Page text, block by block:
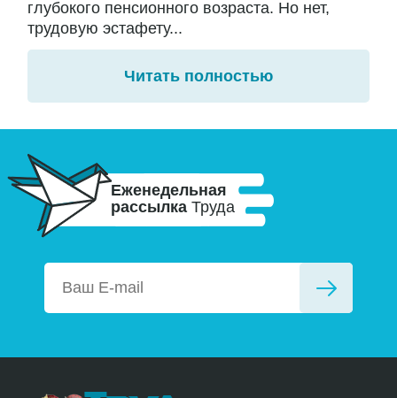
глубокого пенсионного возраста. Но нет,
трудовую эстафету...
Читать полностью
Еженедельная
рассылка Труда